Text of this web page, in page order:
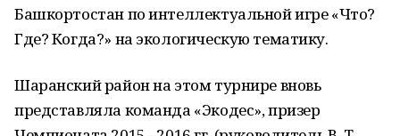
Башкортостан по интеллектуальной игре «Что?
Где? Когда?» на экологическую тематику.
Шаранский район на этом турнире вновь
представляла команда «Экодес», призер